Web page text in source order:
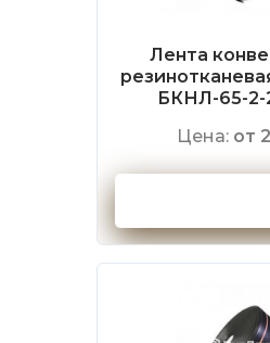
Лента
БКНЛ-65-
Цена: от